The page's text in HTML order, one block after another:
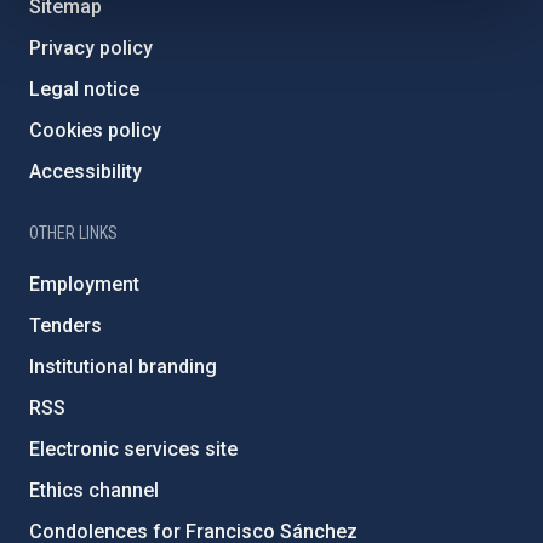
Sitemap
Privacy policy
Legal notice
Cookies policy
Accessibility
OTHER LINKS
Employment
Tenders
Institutional branding
RSS
Electronic services site
Ethics channel
Condolences for Francisco Sánchez